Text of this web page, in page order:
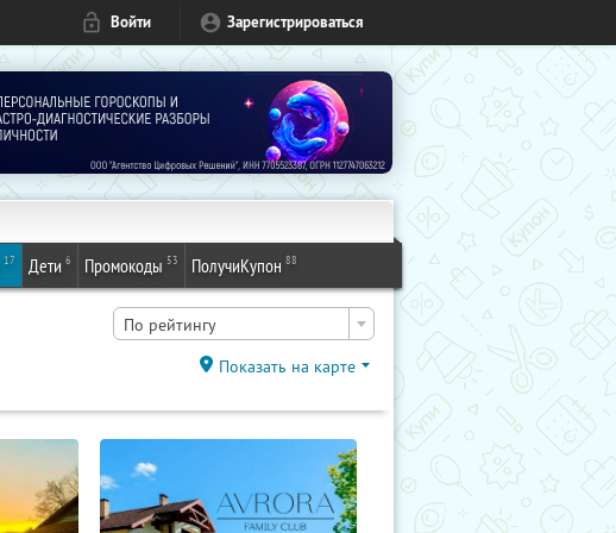
Войти Зарегистрироваться
17 Дети 6 Промокоды 53 ПолучиКупон 88
По рейтингу
Показать на карте